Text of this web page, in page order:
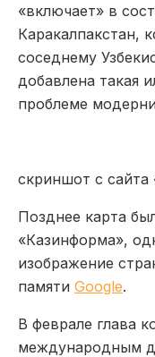
«включает» в
Каракалпакстан,
соседнему
добавлена такая
проблеме
скриншот с сайта
Позднее карта
«Казинформа»,
изображение
памяти Google.
В феврале глава
международным